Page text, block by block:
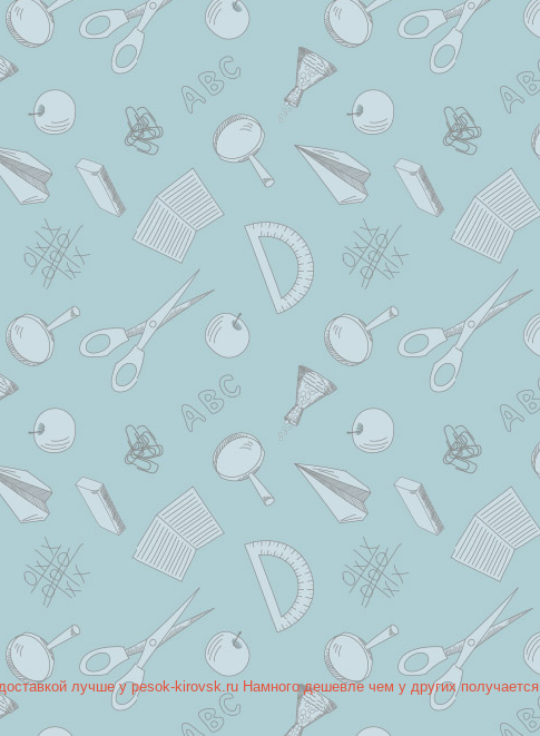
лучше у pesok-kirovsk.ru Намного дешевле чем у других получается